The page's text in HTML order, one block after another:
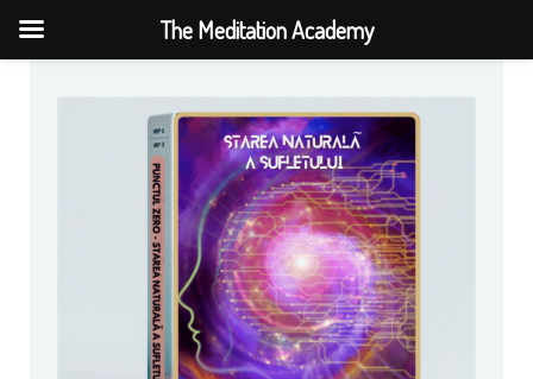
The Meditation Academy